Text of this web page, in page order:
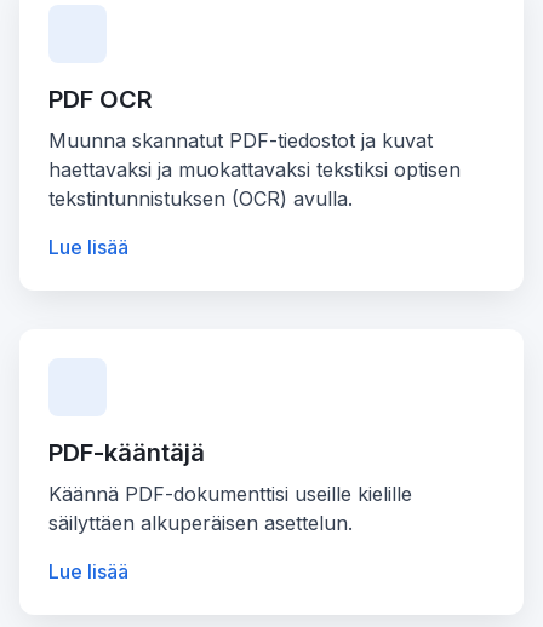
PDF OCR
Muunna skannatut PDF-tiedostot ja kuvat
haettavaksi ja muokattavaksi tekstiksi optisen
tekstintunnistuksen (OCR) avulla.
Lue lisää
PDF-kääntäjä
Käännä PDF-dokumenttisi useille kielille
säilyttäen alkuperäisen asettelun.
Lue lisää